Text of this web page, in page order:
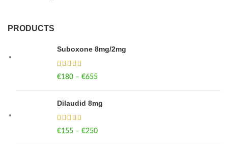
PRODUCTS
Suboxone 8mg/2mg
€180 – €655
Dilaudid 8mg
€155 – €250